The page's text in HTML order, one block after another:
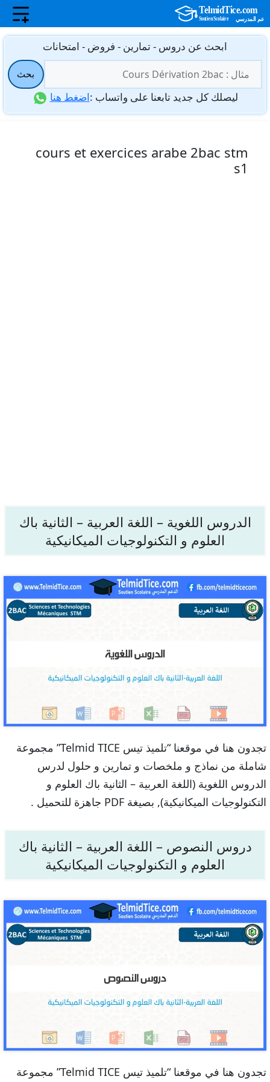
انتقل
المحتوى
ابحث عن دروس - تمارين - فروض - امتحانات
عن:
بحث
ليصلك كل جديد تابعنا على واتساب :اضغط هنا
cours et exercices arabe 2bac stm
s1
الدروس اللغوية – اللغة العربية – الثانية باك
العلوم و التكنولوجيات الميكانيكية
تجدون هنا في موقعنا “تلميذ تيس Telmid TICE” مجموعة
شاملة من نماذج و ملخصات و تمارين و حلول لدرس
الدروس اللغوية (اللغة العربية – الثانية باك العلوم و
التكنولوجيات الميكانيكية), بصيغة PDF جاهزة للتحميل .
دروس النصوص – اللغة العربية – الثانية باك
العلوم و التكنولوجيات الميكانيكية
تجدون هنا في موقعنا “تلميذ تيس Telmid TICE” مجموعة